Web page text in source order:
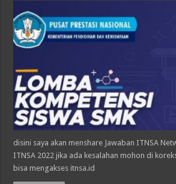
disini saya akan menshare Jawaban ITNSA
ITNSA 2022 jika ada kesalahan mohon di
bisa mengakses itnsa.id